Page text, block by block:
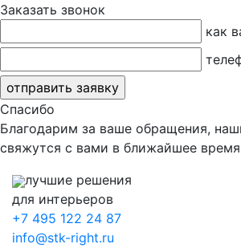
Заказать звонок
как
Спасибо
Благодарим за ваше обращения,
свяжутся с вами в ближайшее
лучшие решения
для интерьеров
+7 495 122 24 87
info@stk-right.ru